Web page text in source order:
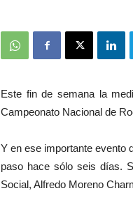
Este fin de semana la
Campeonato Nacional de
Y en ese importante evento
paso hace sólo seis días.
Social, Alfredo Moreno